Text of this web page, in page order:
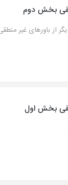
بخش دوم
از باورهای غیر
بخش اول